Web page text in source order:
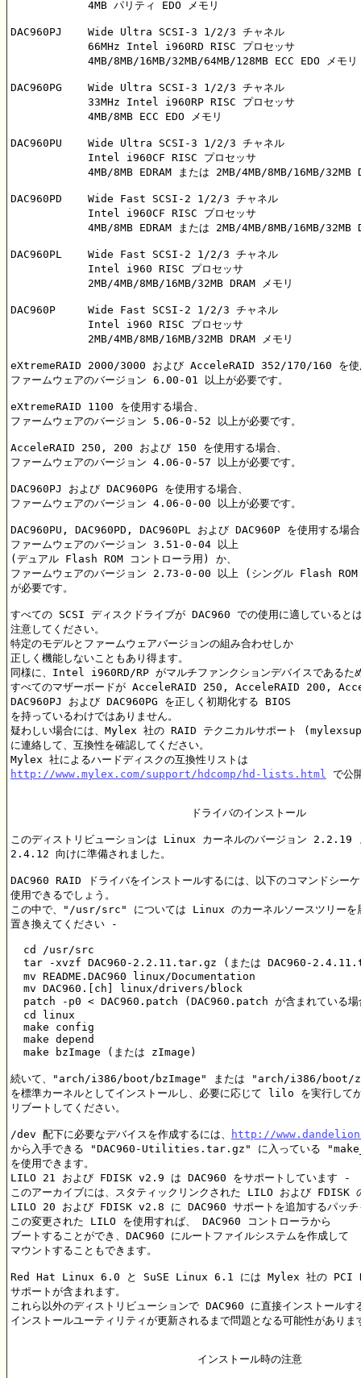
DAC960PJ    Wide Ultra SCSI-3 1/2/3 チャネル
DAC960PG    Wide Ultra SCSI-3 1/2/3 チャネル
DAC960PU    Wide Ultra SCSI-3 1/2/3 チャネル
DAC960PD    Wide Fast SCSI-2 1/2/3 チャネル
DAC960PL    Wide Fast SCSI-2 1/2/3 チャネル
DAC960P	    Wide Fast SCSI-2 1/2/3 チャネル
eXtremeRAID 2000/3000 および AcceleRAID 352/170/160 を使
ファームウェアのバージョン 6.00-01 以上が必要です。
eXtremeRAID 1100 を使用する場合、
ファームウェアのバージョン 5.06-0-52 以上が必要です。
AcceleRAID 250, 200 および 150 を使用する場合、
ファームウェアのバージョン 4.06-0-57 以上が必要です。
DAC960PJ および DAC960PG を使用する場合、
ファームウェアのバージョン 4.06-0-00 以上が必要です。
DAC960PU, DAC960PD, DAC960PL および DAC960P を使用する場
ファームウェアのバージョン 3.51-0-04 以上
(デュアル Flash ROM コントローラ用) か、
ファームウェアのバージョン 2.73-0-00 以上 (シングル Flash ROM
が必要です。
すべての SCSI ディスクドライブが DAC960 での使用に適していると
注意してください。
特定のモデルとファームウェアバージョンの組み合わせしか
正しく機能しないこともあり得ます。
同様に、Intel i960RD/RP がマルチファンクションデバイスであるた
すべてのマザーボードが AcceleRAID 250, AcceleRAID 200,
DAC960PJ および DAC960PG を正しく初期化する BIOS
を持っているわけではありません。
疑わしい場合には、Mylex 社の RAID テクニカルサポート
に連絡して、互換性を確認してください。
http://www.mylex.com/support/hdcomp/hd-lists.html
で公
このディストリビューションは Linux カーネルのバージョン 2.2.19
2.4.12 向けに準備されました。
DAC960 RAID ドライバをインストールするには、以下のコマンドシー
使用できるでしょう。
この中で、"/usr/src" については Linux のカーネルソースツリーを
置き換えてください -
  cd /usr/src
tar -xvzf DAC960-2.2.11.tar.gz (または DAC960-
  mv README.DAC960 linux/Documentation
  mv DAC960.[ch] linux/drivers/block
patch -p0 < DAC960.patch (DAC960.patch が含まれている場
  cd linux
  make config
  make depend
  make bzImage (または zImage)
続いて、"arch/i386/boot/bzImage" または "arch/i386/boot/
を標準カーネルとしてインストールし、必要に応じて lilo を実行して
リブートしてください。
/dev 配下に必要なデバイスを作成するには、
http://
から入手できる "DAC960-Utilities.tar.gz" に入っている
を使用できます。
LILO 21 および FDISK v2.9 は DAC960 をサポートしています -
このアーカイブには、スタティックリンクされた LILO および FDISK
LILO 20 および FDISK v2.8 に DAC960 サポートを追加するパッチ
この変更された LILO を使用すれば、 DAC960 コントローラから
ブートすることができ、DAC960 にルートファイルシステムを作成して
マウントすることもできます。
Red Hat Linux 6.0 と SuSE Linux 6.1 には Mylex 社の PCI
サポートが含まれます。
これら以外のディストリビューションで DAC960 に直接インストールす
インストールユーティリティが更新されるまで問題となる可能性がありま